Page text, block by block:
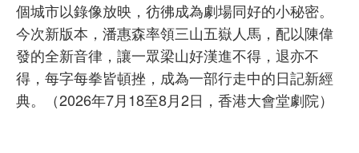
個城市以錄像放映，彷彿成為劇場同好的小秘密。
今次新版本，潘惠森率領三山五嶽人馬，配以陳偉
發的全新音律，讓一眾梁山好漢進不得，退亦不
得，每字每拳皆頓挫，成為一部行走中的日記新經
典。（2026年7月18至8月2日，香港大會堂劇院）